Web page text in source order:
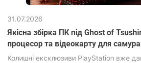
31.07.2026
Якісна збірка ПК під Ghost of
процесор та відеокарту для
Колишні ексклюзиви PlayStation вже